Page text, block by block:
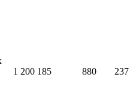
1 200 185 880 237